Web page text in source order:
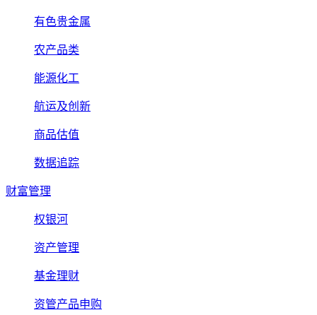
有色贵金属
农产品类
能源化工
航运及创新
商品估值
数据追踪
财富管理
权银河
资产管理
基金理财
资管产品申购